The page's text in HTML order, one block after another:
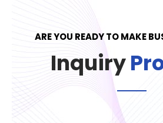
ARE YOU READY TO MAKE
Inquiry